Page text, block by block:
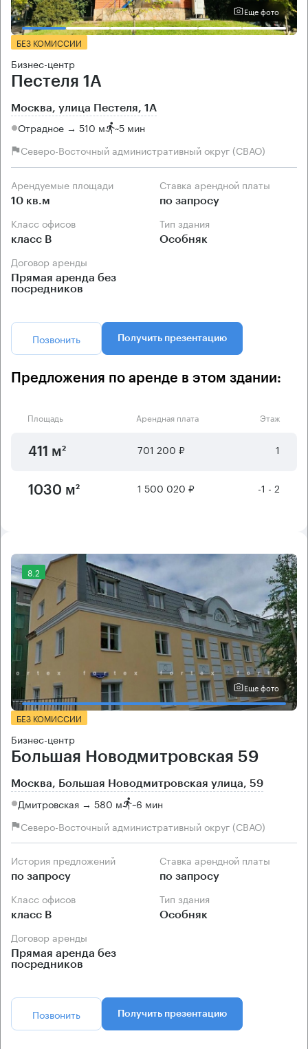
Еще фото
БЕЗ КОМИССИИ
Бизнес-центр
Пестеля 1А
Москва, улица Пестеля, 1А
Отрадное → 510 м ~5 мин
Северо-Восточный административный округ (СВАО)
Арендуемые площади
10 кв.м
Ставка арендной платы
по запросу
Класс офисов
класс B
Тип здания
Особняк
Договор аренды
Прямая аренда без
посредников
Позвонить Получить презентацию
Предложения по аренде в этом здании:
Площадь Арендная плата Этаж
411 м² 701 200 ₽ 1
1030 м² 1 500 020 ₽ -1 - 2
8.2
Еще фото
БЕЗ КОМИССИИ
Бизнес-центр
Большая Новодмитровская 59
Москва, Большая Новодмитровская улица, 59
Дмитровская → 580 м ~6 мин
Северо-Восточный административный округ (СВАО)
История предложений
по запросу
Ставка арендной платы
по запросу
Класс офисов
класс B
Тип здания
Особняк
Договор аренды
Прямая аренда без
посредников
Позвонить Получить презентацию